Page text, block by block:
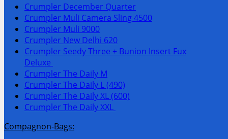
Crumpler December Quarter
Crumpler Muli Camera Sling 4500
Crumpler Muli 9000
Crumpler New Delhi 620
Crumpler Seedy Three + Bunion Insert Fux
Deluxe
Crumpler The Daily M
Crumpler The Daily L (490)
Crumpler The Daily XL (600)
Crumpler The Daily XXL
Compagnon-Bags: